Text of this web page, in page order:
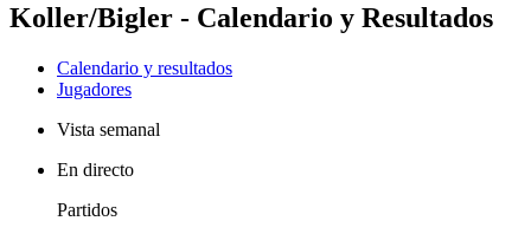
Koller/Bigler - Calendario y Resultados
Calendario y resultados
Jugadores
Vista semanal
En directo
Partidos